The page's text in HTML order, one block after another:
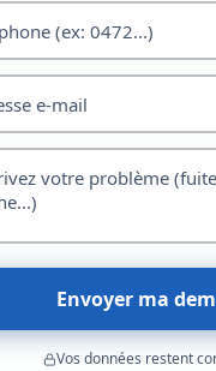
Envoyer ma
Vos données restent